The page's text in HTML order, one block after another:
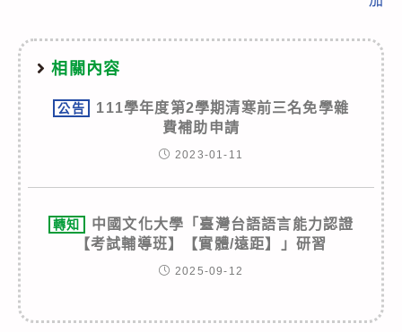
相關內容
公告
111學年度第2學期清寒前三名免學雜
費補助申請
2023-01-11
轉知
中國文化大學「臺灣台語語言能力認證
【考試輔導班】【實體/遠距】」研習
2025-09-12